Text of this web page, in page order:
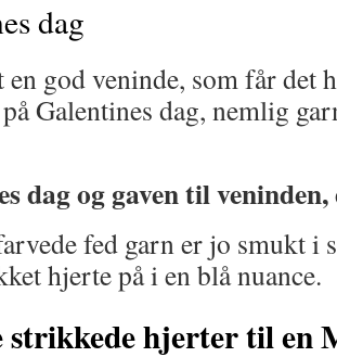
dag
en god veninde, som får det
Galentines dag, nemlig
dag og gaven til
fed garn er jo smukt i
hjerte på i en blå nuance.
strikkede hjerter til en